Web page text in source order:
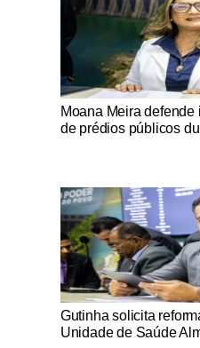
Notícias Católicas
Moana Meira defende
de prédios públicos
Notícias Católicas
Gutinha solicita
Unidade de Saúde